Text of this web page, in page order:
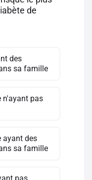
de
des
sa famille
n'ayant pas
ayant des
sa famille